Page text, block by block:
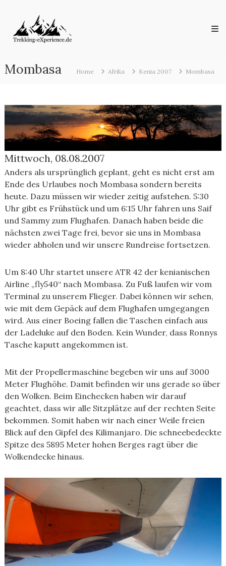
content
eXperience.de
Reiseberichte
aus
Welt
Mombasa Home Afrika Kenia 2007 Mombasa
Mittwoch, 08.08.2007
Anders als ursprünglich geplant, geht es nicht erst am
Ende des Urlaubes noch Mombasa sondern bereits
heute. Dazu müssen wir wieder zeitig aufstehen. 5:30
Uhr gibt es Frühstück und um 6:15 Uhr fahren uns Saif
und Sammy zum Flughafen. Danach haben beide die
nächsten zwei Tage frei, bevor sie uns in Mombasa
wieder abholen und wir unsere Rundreise fortsetzen.
Um 8:40 Uhr startet unsere ATR 42 der kenianischen
Airline „fly540“ nach Mombasa. Zu Fuß laufen wir vom
Terminal zu unserem Flieger. Dabei können wir sehen,
wie mit dem Gepäck auf dem Flughafen umgegangen
wird. Aus einer Boeing fallen die Taschen einfach aus
der Ladeluke auf den Boden. Kein Wunder, dass Ronnys
Tasche kaputt angekommen ist.
Mit der Propellermaschine begeben wir uns auf 3000
Meter Flughöhe. Damit befinden wir uns gerade so über
den Wolken. Beim Einchecken haben wir darauf
geachtet, dass wir alle Sitzplätze auf der rechten Seite
bekommen. Somit haben wir nach einer Weile freien
Blick auf den Gipfel des Kilimanjaro. Die schneebedeckte
Spitze des 5895 Meter hohen Berges ragt über die
Wolkendecke hinaus.